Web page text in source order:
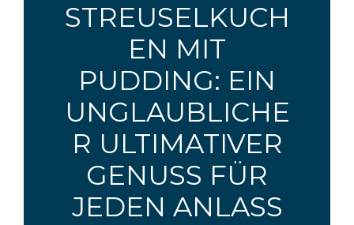
STREUSELKUCH
EN MIT
PUDDING: EIN
UNGLAUBLICHE
R ULTIMATIVER
GENUSS FÜR
JEDEN ANLASS